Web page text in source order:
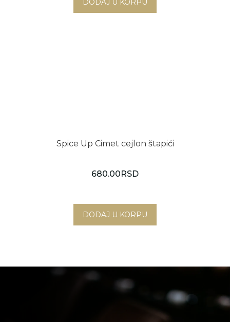
Spice Up Cimet cejlon štapići
680.00RSD